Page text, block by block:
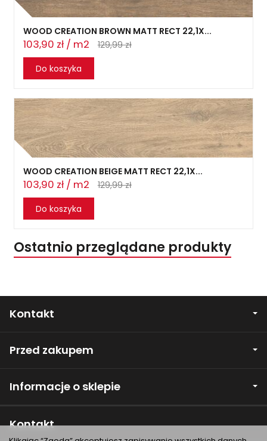
WOOD CREATION BROWN MATT RECT 22,1X...
103,90 zł / m2
129,99 zł
Do koszyka
WOOD CREATION BEIGE MATT RECT 22,1X...
103,90 zł / m2
129,99 zł
Do koszyka
Ostatnio przeglądane produkty
Kontakt
Przed zakupem
Informacje o sklepie
Kontakt